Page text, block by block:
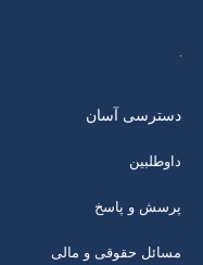
دسترسی آسان
داوطلبین
پرسش و پاسخ
مسائل حقوقی و مالی